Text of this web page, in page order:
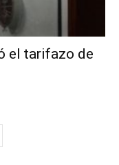
el tarifazo de